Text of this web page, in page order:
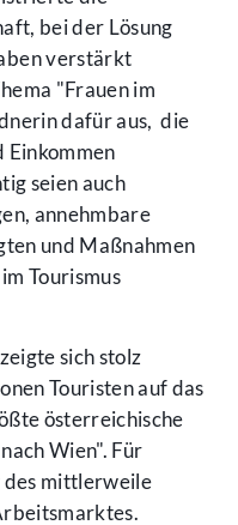
bei der Lösung
verstärkt
"Frauen im
dafür aus, die
Einkommen
seien auch
annehmbare
und Maßnahmen
Tourismus
sich stolz
Touristen auf das
österreichische
Wien". Für
mittlerweile